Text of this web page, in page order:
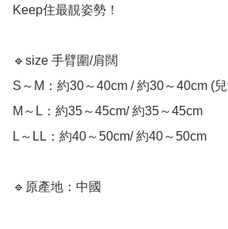
Keep住最靚姿勢！
🔹size 手臂圍/肩闊
S～M：約30～40cm / 約30～40cm (
M～L：約35～45cm/ 約35～45cm
L～LL：約40～50cm/ 約40～50cm
🔹原產地：中國